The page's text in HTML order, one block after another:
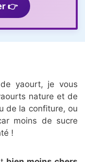
👉
yaourt, je vous
nature et de
de la confiture, ou
moins de sucre
!